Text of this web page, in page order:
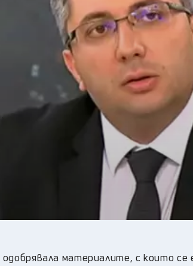
Плевен,
Пловдив
Силистра
Сливен
Смолян
София,
Стара
Търговище
Хасково
Шумен
Ямбол
материалите, с които